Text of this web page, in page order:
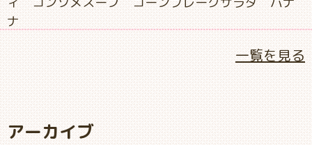
ナ
一覧を見る
アーカイブ